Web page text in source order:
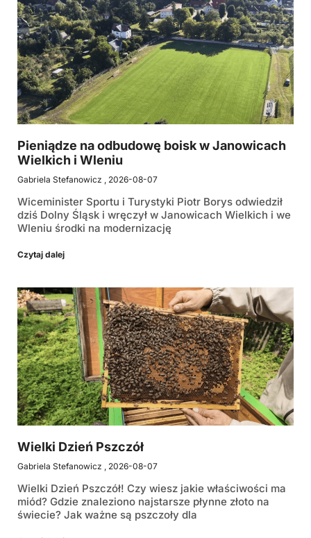
Pieniądze na odbudowę boisk w Janowicach
Wielkich i Wleniu
Gabriela Stefanowicz 2026-08-07
Wiceminister Sportu i Turystyki Piotr Borys odwiedził
dziś Dolny Śląsk i wręczył w Janowicach Wielkich i we
Wleniu środki na modernizację
Czytaj dalej
Wielki Dzień Pszczół
Gabriela Stefanowicz 2026-08-07
Wielki Dzień Pszczół! Czy wiesz jakie właściwości ma
miód? Gdzie znaleziono najstarsze płynne złoto na
świecie? Jak ważne są pszczoły dla